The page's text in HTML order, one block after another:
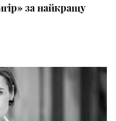
за найкращу